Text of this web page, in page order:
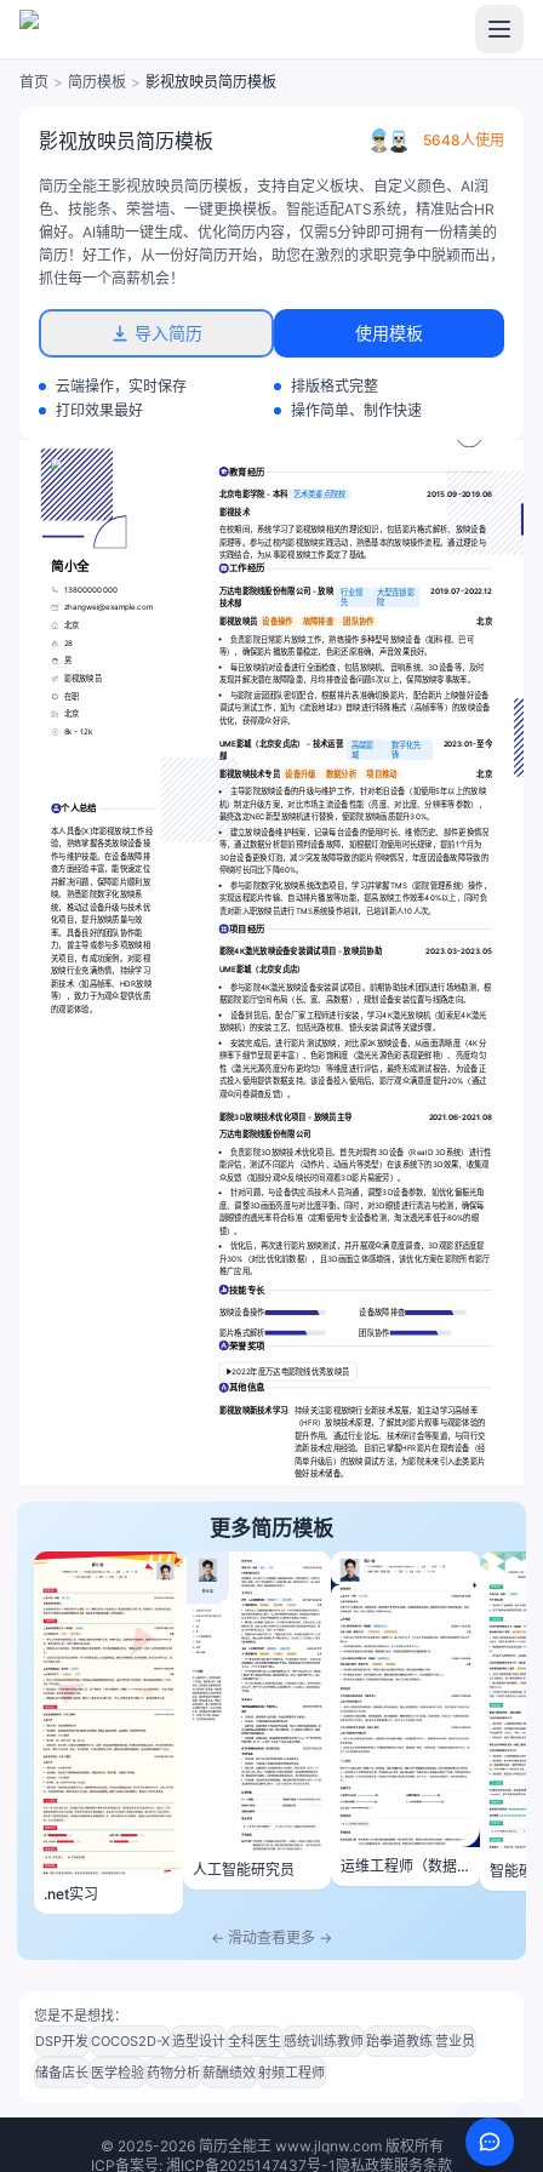
首页 > 简历模板 > 影视放映员简历模板
影视放映员简历模板 5648人使用
简历全能王影视放映员简历模板，支持自定义板块、自定义颜色、AI润
色、技能条、荣誉墙、一键更换模板。智能适配ATS系统，精准贴合HR
偏好。AI辅助一键生成、优化简历内容，仅需5分钟即可拥有一份精美的
简历！好工作，从一份好简历开始，助您在激烈的求职竞争中脱颖而出，
抓住每一个高薪机会！
导入简历 使用模板
云端操作，实时保存
排版格式完整
打印效果最好
操作简单、制作快速
简小全
13800000000
zhangwei@example.com
北京
28
男
影视放映员
在职
北京
8k - 12k
个人总结
本人具备[X]年影视放映工作经
验，熟练掌握各类放映设备操
作与维护技能。在设备故障排
查方面经验丰富，能快速定位
并解决问题，保障影片顺利放
映。熟悉影院数字化放映系
统，推动过设备升级与技术优
化项目，提升放映质量与效
率。具备良好的团队协作能
力，曾主导或参与多项放映相
关项目，有成功案例。对影视
放映行业充满热情，持续学习
新技术（如高帧率、HDR放映
等），致力于为观众提供优质
的观影体验。
教育经历
北京电影学院 - 本科 艺术类重点院校
2015.09-2019.06
影视技术
在校期间，系统学习了影视放映相关的理论知识，包括影片格式解析、放映设备
原理等。参与过校内影视放映实践活动，熟悉基本的放映操作流程。通过理论与
实践结合，为从事影视放映工作奠定了基础。
工作经历
万达电影院线股份有限公司 - 放映
技术部
行业领
先
大型连锁影
院
2019.07-2022.12
影视放映员 设备操作 故障排查 团队协作 北京
负责影院日常影片放映工作，熟练操作多种型号放映设备（如科视、巴可
等），确保影片播放质量稳定，色彩还原准确，声音效果良好。
每日放映前对设备进行全面检查，包括放映机、音响系统、3D设备等，及时
发现并解决潜在故障隐患，月均排查设备问题5次以上，保障放映零事故率。
与影院运营团队密切配合，根据排片表准确切换影片，配合新片上映做好设备
调试与测试工作，如为《流浪地球2》首映进行特殊格式（高帧率等）的放映设备
优化，获得观众好评。
UME影城（北京安贞店） - 技术运营
部
高端影
城
数字化先
锋
2023.01-至今
影视放映技术专员 设备升级 数据分析 项目推动 北京
主导影院放映设备的升级与维护工作，针对老旧设备（如使用5年以上的放映
机）制定升级方案，对比市场主流设备性能（亮度、对比度、分辨率等参数），
最终选定NEC新型放映机进行替换，使影院放映画质提升30%。
建立放映设备维护档案，记录每台设备的使用时长、维修历史、部件更换情况
等，通过数据分析提前预判设备故障，如根据灯泡使用时长规律，提前1个月为
30台设备更换灯泡，减少突发故障导致的影片停映情况，年度因设备故障导致的
停映时长同比下降60%。
参与影院数字化放映系统改造项目，学习并掌握TMS（影院管理系统）操作，
实现远程影片传输、自动排片播放等功能，提高放映工作效率40%以上，同时负
责对新入职放映员进行TMS系统操作培训，已培训新人10人次。
项目经历
影院4K激光放映设备安装调试项目 - 放映员协助
2023.03-2023.05
UME影城（北京安贞店）
参与影院4K激光放映设备安装调试项目。前期协助技术团队进行场地勘测，根
据影院影厅空间布局（长、宽、高数据），规划设备安装位置与线路走向。
设备到货后，配合厂家工程师进行安装，学习4K激光放映机（如索尼4K激光
放映机）的安装工艺，包括光路校准、镜头安装调试等关键步骤。
安装完成后，进行影片测试放映，对比原2K放映设备，从画面清晰度（4K分
辨率下细节呈现更丰富）、色彩饱和度（激光光源色彩表现更鲜艳）、亮度均匀
性（激光光源亮度分布更均匀）等维度进行评估，最终形成测试报告，为设备正
式投入使用提供数据支持。该设备投入使用后，影厅观众满意度提升20%（通过
观众问卷调查反馈）。
影院3D放映技术优化项目 - 放映员主导
2021.06-2021.08
万达电影院线股份有限公司
负责影院3D放映技术优化项目。首先对现有3D设备（RealD 3D系统）进行性
能评估，测试不同影片（动作片、动画片等类型）在该系统下的3D效果，收集观
众反馈（如部分观众反映长时间观看3D影片易疲劳）。
针对问题，与设备供应商技术人员沟通，调整3D设备参数，如优化偏振光角
度、调整3D画面亮度与对比度平衡。同时，对3D眼镜进行清洁与检测，确保每
副眼镜的透光率符合标准（定期使用专业设备检测，淘汰透光率低于80%的眼
镜）。
优化后，再次进行影片放映测试，并开展观众满意度调查，3D观影舒适度提
升30%（对比优化前数据），且3D画面立体感增强，该优化方案在影院所有影厅
推广应用。
技能专长
放映设备操作 设备故障排查
影片格式解析 团队协作
荣誉奖项
2022年度万达电影院线优秀放映员
其他信息
影视放映新技术学习: 持续关注影视放映行业新技术发展，如主动学习高帧率
（HFR）放映技术原理，了解其对影片叙事与观影体验的
提升作用。通过行业论坛、技术研讨会等渠道，与同行交
流新技术应用经验。目前已掌握HFR影片在现有设备（经
简单升级后）的放映调试方法，为影院未来引入此类影片
做好技术储备。
更多简历模板
.net实习
人工智能研究员
运维工程师（数据
方向）
智能硬
师
← 滑动查看更多 →
您是不是想找：
DSP开发COCOS2D-X造型设计全科医生 感统训练教师跆拳道教练营业员
储备店长 医学检验药物分析薪酬绩效射频工程师
© 2025-2026简历全能王 www.jlqnw.com 版权所有
ICP备案号: 湘ICP备2025147437号-1 隐私政策服务条款